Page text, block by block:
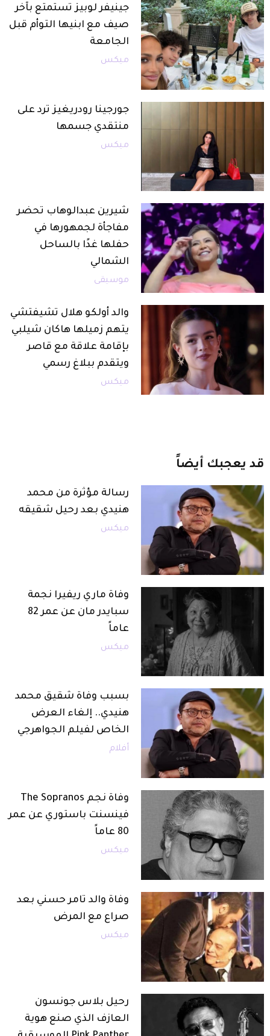
جينيفر لوبيز تستمتع بآخر
صيف مع ابنيها التوأم قبل
الجامعة
ميكس
جورجينا رودريغيز ترد على
منتقدي جسمها
ميكس
شيرين عبدالوهاب تحضر
مفاجأة لجمهورها في
حفلها غدًا بالساحل
الشمالي
موسيقى
والد أولكو هلال تشيفتشي
يتهم زميلها هاكان شيلبي
بإقامة علاقة مع قاصر
ويتقدم ببلاغ رسمي
ميكس
قد يعجبك أيضاً
رسالة مؤثرة من محمد
هنيدي بعد رحيل شقيقه
ميكس
وفاة ماري ريفيرا نجمة
سبايدر مان عن عمر 82
عاماً
ميكس
بسبب وفاة شقيق محمد
هنيدي.. إلغاء العرض
الخاص لفيلم الجواهرجي
أفلام
وفاة نجم The Sopranos
فينسنت باستوري عن عمر
80 عاماً
ميكس
وفاة والد تامر حسني بعد
صراع مع المرض
ميكس
رحيل بلاس جونسون
العازف الذي صنع هوية